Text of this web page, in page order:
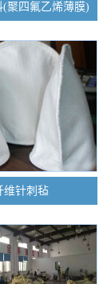
(聚四氟乙烯薄膜)
维针刺毡